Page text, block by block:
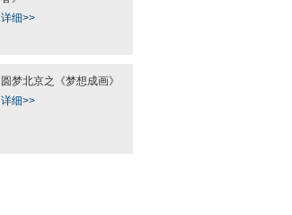
详细>>
圆梦北京之《梦想成画》
详细>>